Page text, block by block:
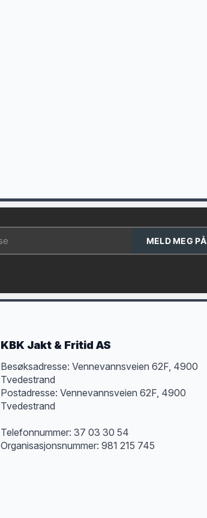
MELD MEG PÅ
KBK Jakt & Fritid AS
Besøksadresse: Vennevannsveien 62F, 4900
Tvedestrand
Postadresse: Vennevannsveien 62F, 4900
Tvedestrand
Telefonnummer: 37 03 30 54
Organisasjonsnummer: 981 215 745